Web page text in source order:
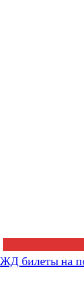
ЖД билеты на